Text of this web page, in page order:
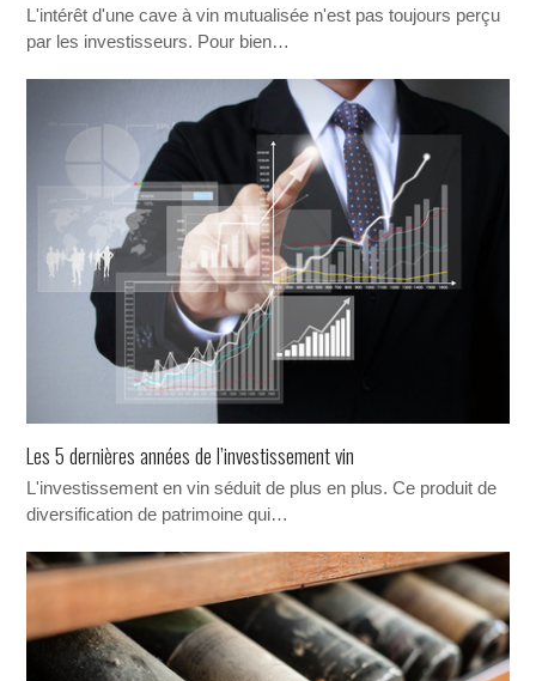
L'intérêt d'une cave à vin mutualisée n'est pas toujours perçu
par les investisseurs. Pour bien…
Les 5 dernières années de l’investissement vin
L'investissement en vin séduit de plus en plus. Ce produit de
diversification de patrimoine qui…